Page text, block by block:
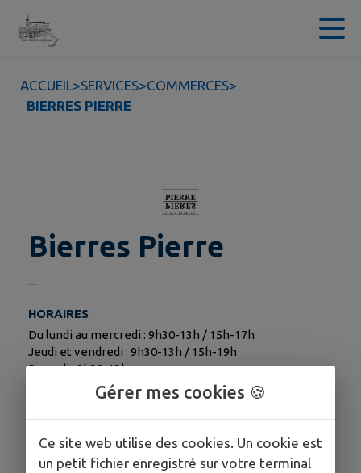
Contenu
ACCUEIL>SERVICES>COMMERCES>
BIERRES PIERRE
Bierres Pierre
HORAIRES
Du lundi au mercredi : 9h30-13h / 15h-17h
Jeudi et vendredi : 9h30-13h / 15h-19h
Samedi : 9h30-13h
1 place de l'Eglise
Gérer mes cookies 🍪
Ce site web utilise des cookies. Un cookie est
un petit fichier enregistré sur votre terminal